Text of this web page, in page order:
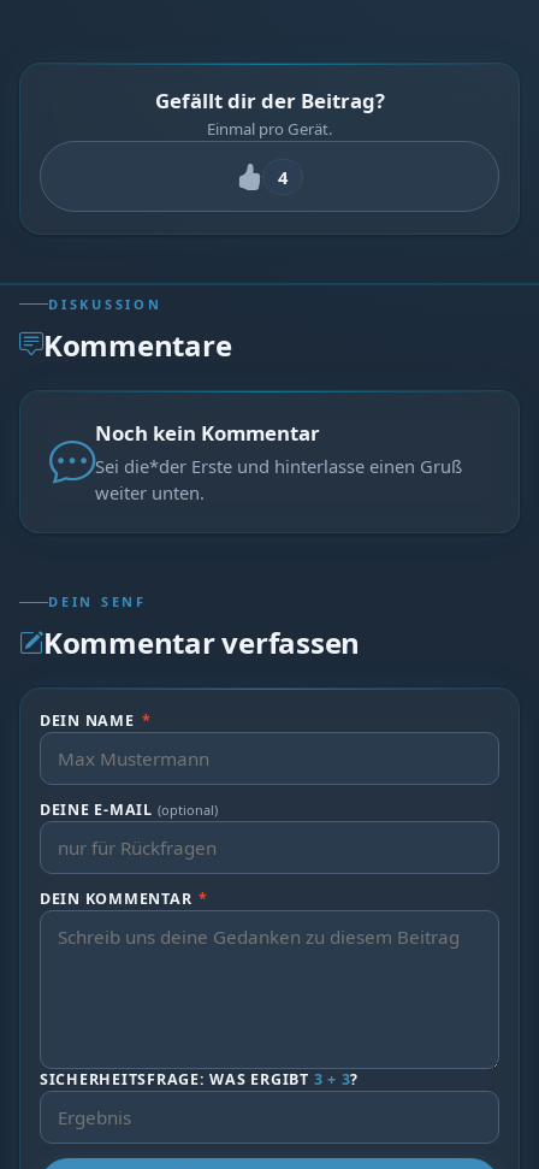
Gefällt dir der Beitrag?
Einmal pro Gerät.
4
DISKUSSION
Kommentare
Noch kein Kommentar
Sei die*der Erste und hinterlasse einen Gruß
weiter unten.
DEIN SENF
Kommentar verfassen
DEIN NAME *
DEINE E-MAIL (optional)
DEIN KOMMENTAR *
SICHERHEITSFRAGE: WAS ERGIBT 3 + 3?